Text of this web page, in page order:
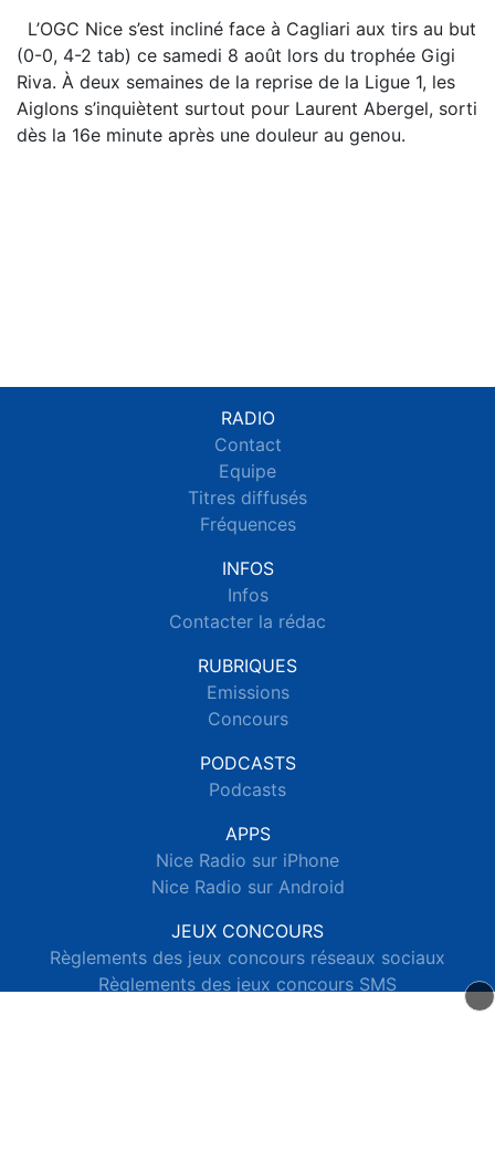
L’OGC Nice s’est incliné face à Cagliari aux tirs au but
(0-0, 4-2 tab) ce samedi 8 août lors du trophée Gigi
Riva. À deux semaines de la reprise de la Ligue 1, les
Aiglons s’inquiètent surtout pour Laurent Abergel, sorti
dès la 16e minute après une douleur au genou.
RADIO
Contact
Equipe
Titres diffusés
Fréquences
INFOS
Infos
Contacter la rédac
RUBRIQUES
Emissions
Concours
PODCASTS
Podcasts
APPS
Nice Radio sur iPhone
Nice Radio sur Android
JEUX CONCOURS
Règlements des jeux concours réseaux sociaux
Règlements des jeux concours SMS